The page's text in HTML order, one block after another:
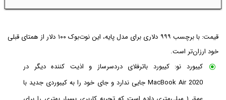
قیمت: با برچسب ۹۹۹ دلاری برای مدل پایه، این نوت‌بوک ۱۰۰ دلار از همتای قبلی
خود ارزان‌تر است.
کیبورد نو: کیبورد باترفلای دردسر‌ساز و اذیت کننده دیگر در
MacBook Air 2020 جایی ندارد و جای خود را به کیبوردی جدید با